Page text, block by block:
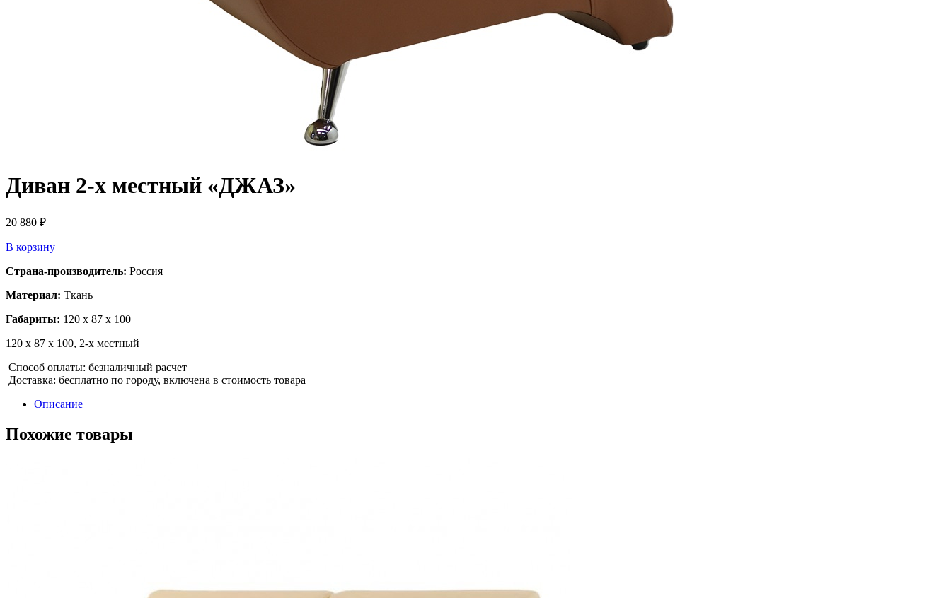
Диван 2-х местный «ДЖАЗ»
20 880 ₽
В корзину
Страна-производитель: Россия
Материал: Ткань
Габариты: 120 x 87 x 100
120 x 87 x 100, 2-х местный
Способ оплаты: безналичный расчет
Доставка: бесплатно по городу, включена в стоимость товара
Описание
Похожие товары